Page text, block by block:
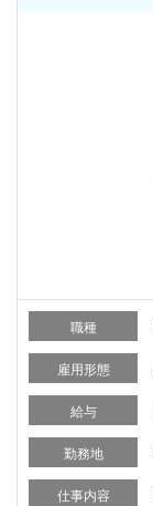
職種
雇用形態
給与
勤務地
仕事内容